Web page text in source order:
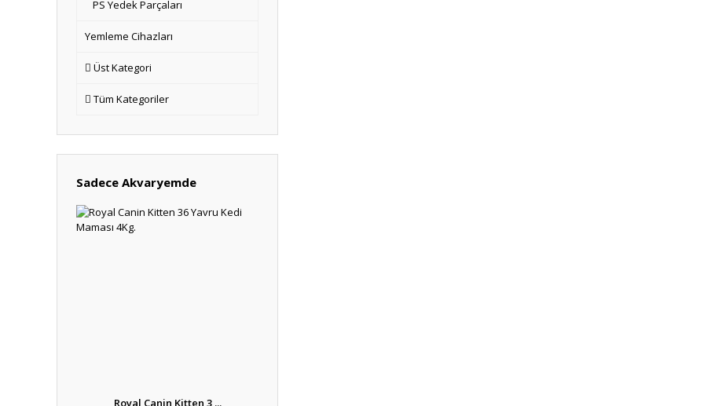
PS Yedek Parçaları
Yemleme Cihazları
Üst Kategori
Tüm Kategoriler
Sadece Akvaryemde
Royal Canin Kitten 3 ...